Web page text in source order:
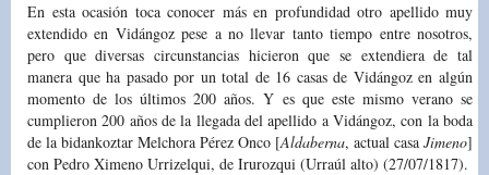
En esta ocasión toca conocer más en profundidad otro apellido muy
extendido en Vidángoz pese a no llevar tanto tiempo entre nosotros,
pero que diversas circunstancias hicieron que se extendiera de tal
manera que ha pasado por un total de 16 casas de Vidángoz en algún
momento de los últimos 200 años. Y es que este mismo verano se
cumplieron 200 años de la llegada del apellido a Vidángoz, con la boda
de la bidankoztar Melchora Pérez Onco [Aldaberna, actual casa Jimeno]
con Pedro Ximeno Urrizelqui, de Irurozqui (Urraúl alto) (27/07/1817).